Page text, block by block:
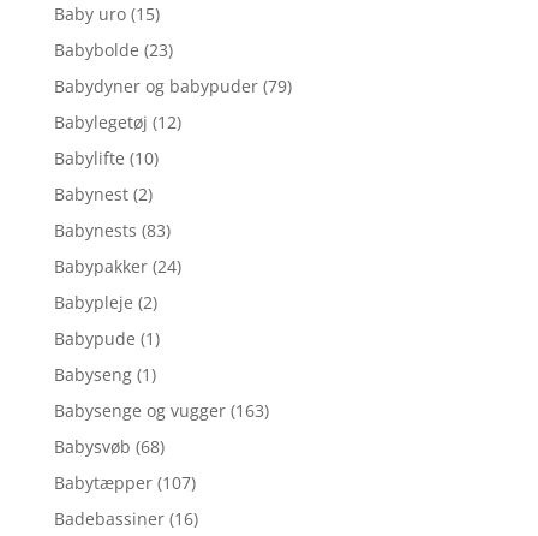
Baby uro (15)
Babybolde (23)
Babydyner og babypuder (79)
Babylegetøj (12)
Babylifte (10)
Babynest (2)
Babynests (83)
Babypakker (24)
Babypleje (2)
Babypude (1)
Babyseng (1)
Babysenge og vugger (163)
Babysvøb (68)
Babytæpper (107)
Badebassiner (16)